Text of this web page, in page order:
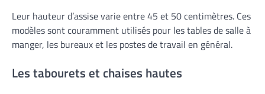
Leur hauteur d’assise varie entre 45 et 50 centimètres. Ces
modèles sont couramment utilisés pour les tables de salle à
manger, les bureaux et les postes de travail en général.
Les tabourets et chaises hautes